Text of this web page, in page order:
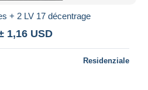
+ 2 LV 17 décentrage
1,16 USD
Residenziale